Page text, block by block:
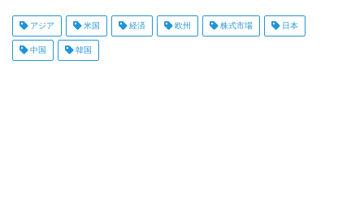
アジア 米国 経済 欧州 株式市場 日本
中国 韓国